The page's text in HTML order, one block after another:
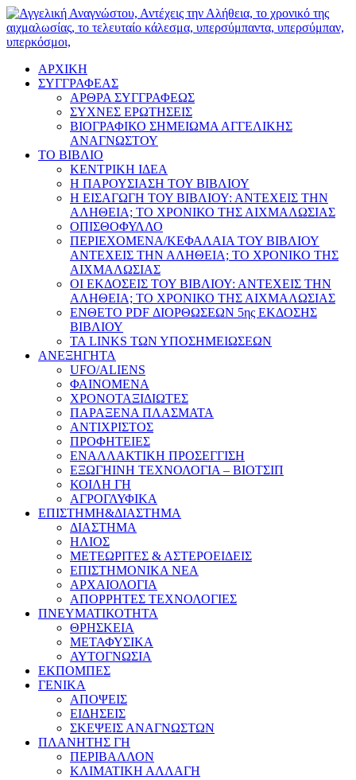
ΑΡΧΙΚΗ
ΣΥΓΓΡΑΦΕΑΣ
ΑΡΘΡΑ ΣΥΓΓΡΑΦΕΩΣ
ΣΥΧΝΕΣ ΕΡΩΤΗΣΕΙΣ
ΒΙΟΓΡΑΦΙΚΟ ΣΗΜΕΙΩΜΑ ΑΓΓΕΛΙΚΗΣ
ΑΝΑΓΝΩΣΤΟΥ
ΤΟ ΒΙΒΛΙΟ
ΚΕΝΤΡΙΚΗ ΙΔΕΑ
Η ΠΑΡΟΥΣΙΑΣΗ ΤΟΥ ΒΙΒΛΙΟΥ
Η ΕΙΣΑΓΩΓΗ ΤΟΥ ΒΙΒΛΙΟΥ: ΑΝΤΕΧΕΙΣ ΤΗΝ
ΑΛΗΘΕΙΑ; ΤΟ ΧΡΟΝΙΚΟ ΤΗΣ ΑΙΧΜΑΛΩΣΙΑΣ
ΟΠΙΣΘΟΦΥΛΛΟ
ΠΕΡΙΕΧΟΜΕΝΑ/ΚΕΦΑΛΑΙΑ ΤΟΥ ΒΙΒΛΙΟΥ
ΑΝΤΕΧΕΙΣ ΤΗΝ ΑΛΗΘΕΙΑ; ΤΟ ΧΡΟΝΙΚΟ ΤΗΣ
ΑΙΧΜΑΛΩΣΙΑΣ
ΟΙ ΕΚΔΟΣΕΙΣ ΤΟΥ ΒΙΒΛΙΟΥ: ΑΝΤΕΧΕΙΣ ΤΗΝ
ΑΛΗΘΕΙΑ; ΤΟ ΧΡΟΝΙΚΟ ΤΗΣ ΑΙΧΜΑΛΩΣΙΑΣ
ΕΝΘΕΤΟ PDF ΔΙΟΡΘΩΣΕΩΝ 5ης ΕΚΔΟΣΗΣ
ΒΙΒΛΙΟΥ
ΤΑ LINKS ΤΩΝ ΥΠΟΣΗΜΕΙΩΣΕΩΝ
ΑΝΕΞΗΓΗΤΑ
UFO/ALIENS
ΦΑΙΝΟΜΕΝΑ
ΧΡΟΝΟΤΑΞΙΔΙΩΤΕΣ
ΠΑΡΑΞΕΝΑ ΠΛΑΣΜΑΤΑ
ΑΝΤΙΧΡΙΣΤΟΣ
ΠΡΟΦΗΤΕΙΕΣ
ΕΝΑΛΛΑΚΤΙΚΗ ΠΡΟΣΕΓΓΙΣΗ
ΕΞΩΓΗΙΝΗ ΤΕΧΝΟΛΟΓΙΑ – ΒΙΟΤΣΙΠ
ΚΟΙΛΗ ΓΗ
ΑΓΡΟΓΛΥΦΙΚΑ
ΕΠΙΣΤΗΜΗ&ΔΙΑΣΤΗΜΑ
ΔΙΑΣΤΗΜΑ
ΗΛΙΟΣ
ΜΕΤΕΩΡΙΤΕΣ & ΑΣΤΕΡΟΕΙΔΕΙΣ
ΕΠΙΣΤΗΜΟΝΙΚΑ ΝΕΑ
ΑΡΧΑΙΟΛΟΓΙΑ
ΑΠΟΡΡΗΤΕΣ ΤΕΧΝΟΛΟΓΙΕΣ
ΠΝΕΥΜΑΤΙΚΟΤΗΤΑ
ΘΡΗΣΚΕΙΑ
ΜΕΤΑΦΥΣΙΚΑ
ΑΥΤΟΓΝΩΣΙΑ
ΕΚΠΟΜΠΕΣ
ΓΕΝΙΚΑ
ΑΠΟΨΕΙΣ
ΕΙΔΗΣΕΙΣ
ΣΚΕΨΕΙΣ ΑΝΑΓΝΩΣΤΩΝ
ΠΛΑΝΗΤΗΣ ΓΗ
ΠΕΡΙΒΑΛΛΟΝ
ΚΛΙΜΑΤΙΚΗ ΑΛΛΑΓΗ